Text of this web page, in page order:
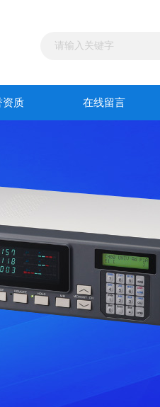
资质 在线留言